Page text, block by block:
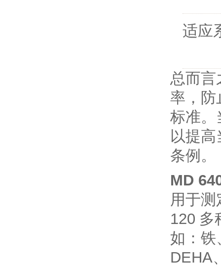
适应
总而言
率，防
标准。
以提
条例。
MD
用于
120 多
如：铁
DEHA